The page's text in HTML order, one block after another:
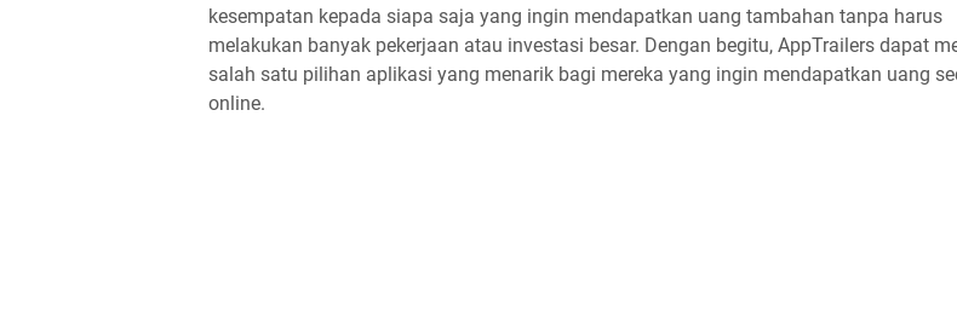
kesempatan kepada siapa saja yang ingin mendapatkan uang tambahan tanpa harus
melakukan banyak pekerjaan atau investasi besar. Dengan begitu, AppTrailers dapat
salah satu pilihan aplikasi yang menarik bagi mereka yang ingin mendapatkan uang
online.